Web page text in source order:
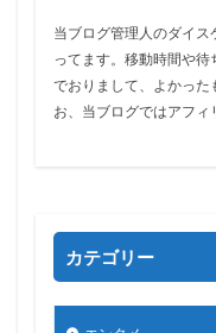
当ブログ管理人のダイ
ってます。移動時間や
でおりまして、よかった
お、当ブログではアフィ
カテゴリー